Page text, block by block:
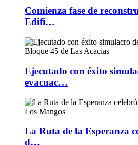
Comienza fase de
Edifi…
Ejecutado con éxito
evacuac…
La Ruta de la Esperanza
d…